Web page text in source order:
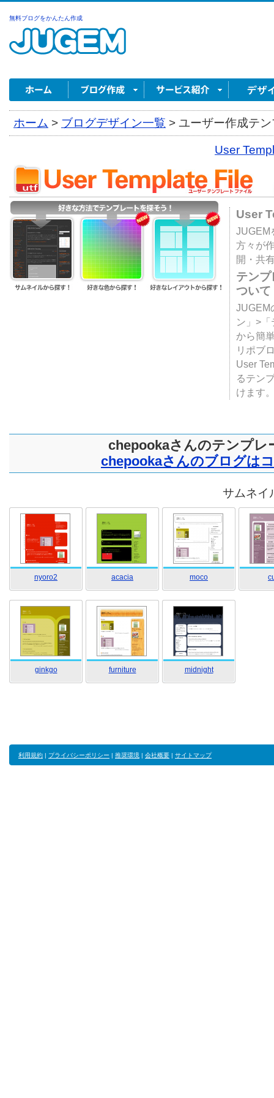
無料ブログをかんたん作成
ホーム > ブログデザイン一覧 > ユーザー作成テ
User
User
JUGEM
方々が
開・共
テン
ついて
JUGEM
ン」>
から簡
リポブ
User
るテン
けます
chepookaさんのテンプレ
chepookaさんのブログは
サムネイ
nyoro2 acacia moco
ginkgo furniture midnight
利用規約 | プライバシーポリシー | 推奨環境 | 会社概要 | サイトマップ